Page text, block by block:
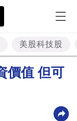
美股科技股
價值 但可